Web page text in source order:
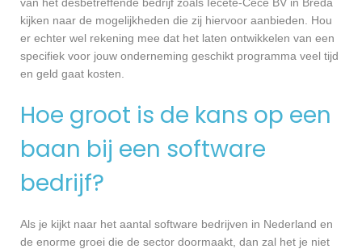
kijken naar de mogelijkheden die zij hiervoor aanbieden. Hou
er echter wel rekening mee dat het laten ontwikkelen van een
specifiek voor jouw onderneming geschikt programma veel tijd
en geld gaat kosten.
Hoe groot is de kans op een
baan bij een software
bedrijf?
Als je kijkt naar het aantal software bedrijven in Nederland en
de enorme groei die de sector doormaakt, dan zal het je niet